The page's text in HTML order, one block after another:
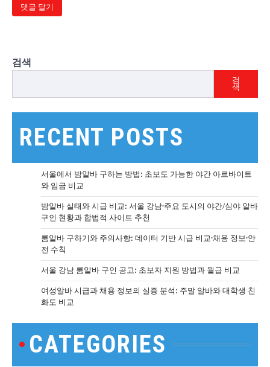
검색
검
색
RECENT POSTS
서울에서 밤알바 구하는 방법: 초보도 가능한 야간 아르바이트
와 임금 비교
밤알바 실태와 시급 비교: 서울 강남·주요 도시의 야간/심야 알바
구인 현황과 합법적 사이트 추천
룸알바 구하기와 주의사항: 데이터 기반 시급 비교·채용 정보·안
전 수칙
서울 강남 룸알바 구인 공고: 초보자 지원 방법과 월급 비교
여성알바 시급과 채용 정보의 실증 분석: 주말 알바와 대학생 친
화도 비교
CATEGORIES